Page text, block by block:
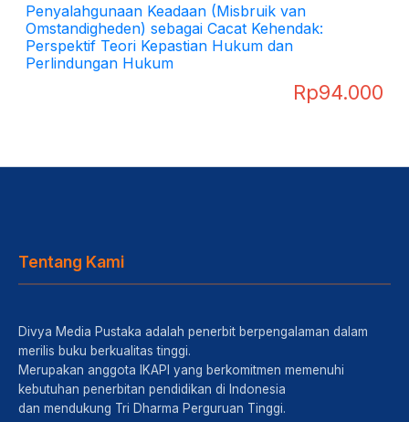
Penyalahgunaan Keadaan (Misbruik van
Omstandigheden) sebagai Cacat Kehendak:
Perspektif Teori Kepastian Hukum dan
Perlindungan Hukum
Rp94.000
Tentang Kami
Divya Media Pustaka adalah penerbit berpengalaman dalam
merilis buku berkualitas tinggi.
Merupakan anggota IKAPI yang berkomitmen memenuhi
kebutuhan penerbitan pendidikan di Indonesia
dan mendukung Tri Dharma Perguruan Tinggi.